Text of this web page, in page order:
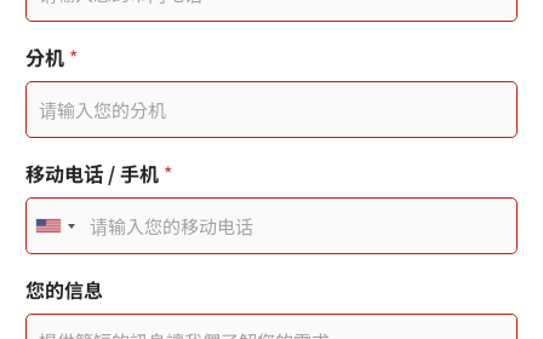
您
姓
名
分机 *
移动电话 / 手机 *
U
n
i
您的信息